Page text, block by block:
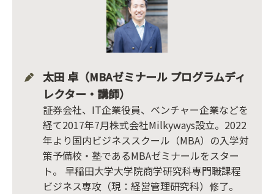
太田 卓（MBAゼミナール プログラムディ
レクター・講師）
証券会社、IT企業役員、ベンチャー企業などを
経て2017年7月株式会社Milkyways設立。2022
年より国内ビジネススクール（MBA）の入学対
策予備校・塾であるMBAゼミナールをスター
ト。 早稲田大学大学院商学研究科専門職課程
ビジネス専攻（現：経営管理研究科）修了。